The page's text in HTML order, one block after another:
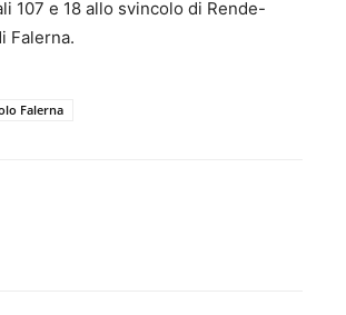
107 e 18 allo svincolo di Rende-
Falerna.
Falerna